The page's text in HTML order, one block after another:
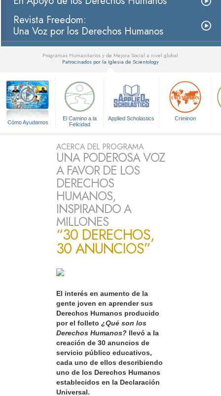
Revista Freedom:
Una Voz por los Derechos Humanos
Programas Humanitarios y de Mejora Social a nivel global
Patrocinados por la Iglesia de Scientology
Cómo Ayudamos
El Camino a la
Felicidad
Applied Scholastics Criminon
ACERCA DEL PROGRAMA
UNA PODEROSA VOZ
A FAVOR DE LOS
DERECHOS
HUMANOS,
INSPIRANDO A
MILLONES
“30 DERECHOS,
30 ANUNCIOS”
El interés en aumento de la
gente joven en aprender sus
Derechos Humanos producido
por el folleto ¿Qué son los
Derechos Humanos? llevó a la
creación de 30 anuncios de
servicio público educativos,
cada uno de ellos describiendo
uno de los Derechos Humanos
establecidos en la Declaración
Universal.